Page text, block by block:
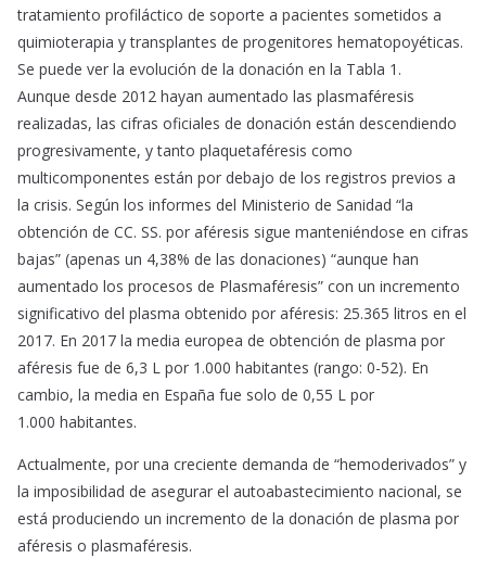
tratamiento profiláctico de soporte a pacientes sometidos a
quimioterapia y transplantes de progenitores hematopoyéticas.
Se puede ver la evolución de la donación en la Tabla 1.
Aunque desde 2012 hayan aumentado las plasmaféresis
realizadas, las cifras oficiales de donación están descendiendo
progresivamente, y tanto plaquetaféresis como
multicomponentes están por debajo de los registros previos a
la crisis. Según los informes del Ministerio de Sanidad “la
obtención de CC. SS. por aféresis sigue manteniéndose en cifras
bajas” (apenas un 4,38% de las donaciones) “aunque han
aumentado los procesos de Plasmaféresis” con un incremento
significativo del plasma obtenido por aféresis: 25.365 litros en el
2017. En 2017 la media europea de obtención de plasma por
aféresis fue de 6,3 L por 1.000 habitantes (rango: 0-52). En
cambio, la media en España fue solo de 0,55 L por
1.000 habitantes.
Actualmente, por una creciente demanda de “hemoderivados” y
la imposibilidad de asegurar el autoabastecimiento nacional, se
está produciendo un incremento de la donación de plasma por
aféresis o plasmaféresis.